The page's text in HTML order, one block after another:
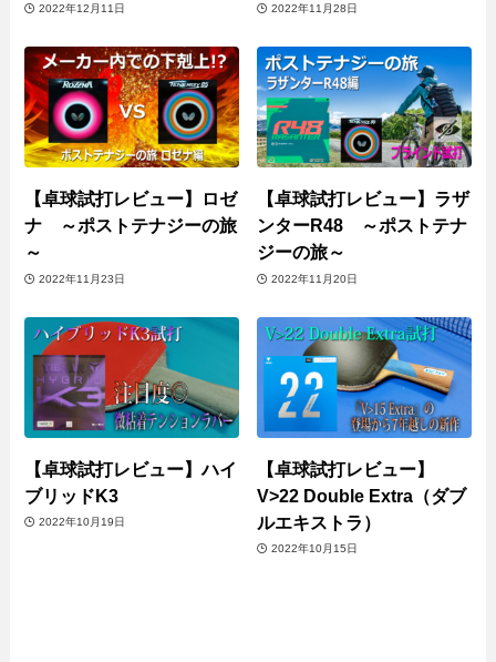
2022年12月11日 2022年11月28日
【卓球試打レビュー】ロゼ
ナ ～ポストテナジーの旅
～
2022年11月23日
【卓球試打レビュー】ラザ
ンターR48 ～ポストテナ
ジーの旅～
2022年11月20日
【卓球試打レビュー】ハイ
ブリッドK3
2022年10月19日
【卓球試打レビュー】
V>22 Double Extra（ダブ
ルエキストラ）
2022年10月15日